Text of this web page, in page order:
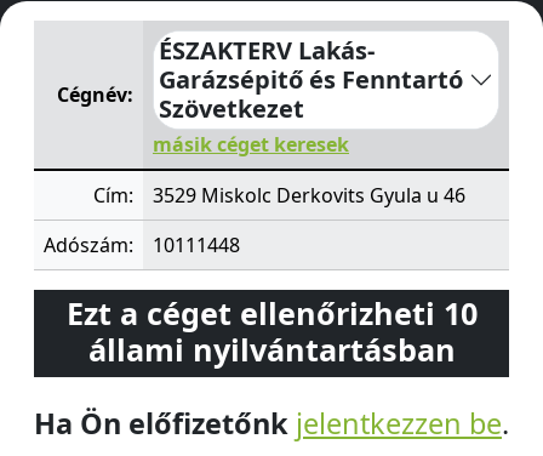
ÉSZAKTERV Lakás-Garázsépitő és Fenntartó
Cégnév:
ÉSZAKTERV Lakás-
Garázsépitő és Fenntartó
Szövetkezet
másik céget keresek
Cím:
3529 Miskolc Derkovits Gyula u 46
Adószám:
10111448
Ezt a céget ellenőrizheti 10
állami nyilvántartásban
Ha Ön előfizetőnk jelentkezzen be.